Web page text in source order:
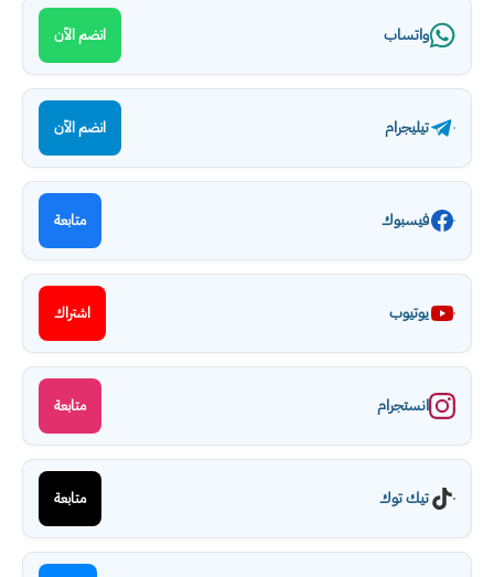
واتساب انضم الآن
تيليجرام انضم الآن
فيسبوك متابعة
يوتيوب اشتراك
انستجرام متابعة
تيك توك متابعة